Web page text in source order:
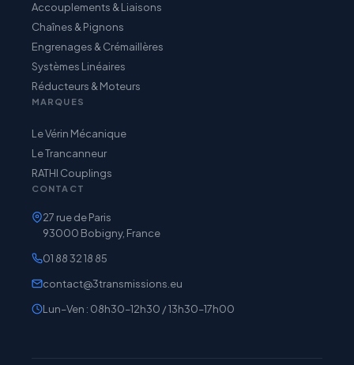
Accouplements & Liaisons
Chaînes & Pignons
Engrenages & Crémaillères
Systèmes Linéaires
Réducteurs & Moteurs
MARQUES
Le Vérin Mécanique
Le Trancanneur
RATHI Couplings
CONTACT
27 rue de Paris
93000 Bobigny, France
01 88 32 18 85
contact@3transmissions.eu
Lun–Ven : 08h30–12h30 / 13h30–17h00